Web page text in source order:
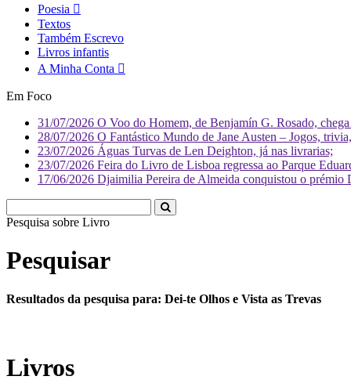
Poesia
Textos
Também Escrevo
Livros infantis
A Minha Conta
Em Foco
31/07/2026 O Voo do Homem, de Benjamín G. Rosado,
28/07/2026 O Fantástico Mundo de Jane Austen – Jogos,
23/07/2026 Águas Turvas de Len Deighton, já nas livrarias;
23/07/2026 Feira do Livro de Lisboa regressa ao Parque
17/06/2026 Djaimilia Pereira de Almeida conquistou o
Pesquisa sobre Li
Pesquisar
Resultados da pesquisa para: Dei-te Olhos e Vista as Trevas
Livros